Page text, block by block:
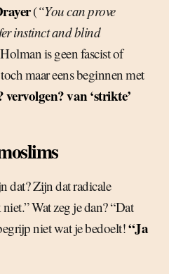
(“You can prove
instinct and blind
is geen fascist of
maar eens beginnen met
van ‘strikte’
dat? Zijn dat radicale
Wat zeg je dan? “Dat
niet wat je bedoelt!“Ja